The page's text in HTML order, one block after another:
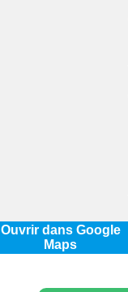
Ouvrir dans Google
Maps